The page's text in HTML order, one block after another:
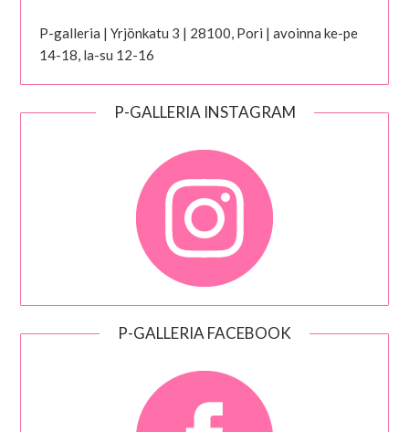
P-galleria | Yrjönkatu 3 | 28100, Pori | avoinna ke-pe
14-18, la-su 12-16
P-GALLERIA INSTAGRAM
P-GALLERIA FACEBOOK